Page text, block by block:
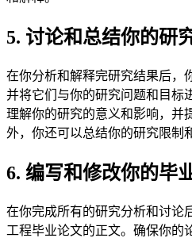
5. 讨论和总结你的研
在你分析和解释完研究结果后，
并将它们与你的研究问题和目标
理解你的研究的意义和影响，并
外，你还可以总结你的研究限制
6. 编写和修改你的毕
在你完成所有的研究分析和讨论
工程毕业论文的正文。确保你的